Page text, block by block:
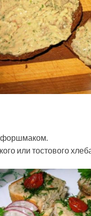
форшмаком.
или тостового